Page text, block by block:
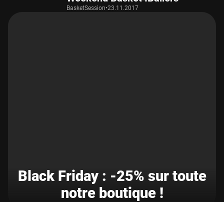
BasketSession•23.11.2017
Black Friday : -25% sur toute
notre boutique !